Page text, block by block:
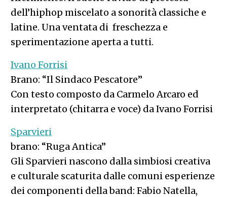
dell’hiphop miscelato a sonorità classiche e
latine. Una ventata di freschezza e
sperimentazione aperta a tutti.
Ivano Forrisi
Brano: “Il Sindaco Pescatore”
Con testo composto da Carmelo Arcaro ed
interpretato (chitarra e voce) da Ivano Forrisi
Sparvieri
brano: “Ruga Antica”
Gli Sparvieri nascono dalla simbiosi creativa
e culturale scaturita dalle comuni esperienze
dei componenti della band: Fabio Natella,